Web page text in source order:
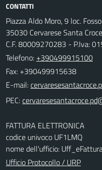
CONTATTI
Piazza Aldo Moro, 9 loc.
35030 Cervarese Santa
C.F. 80009270283 - P.Iva:
Telefono: +390499915100
Fax: +390499915638
E-mail:
PEC:
FATTURA ELETTRONICA
codice univoco UF1LMQ
nome dell'ufficio:
Ufficio Protocollo / URP